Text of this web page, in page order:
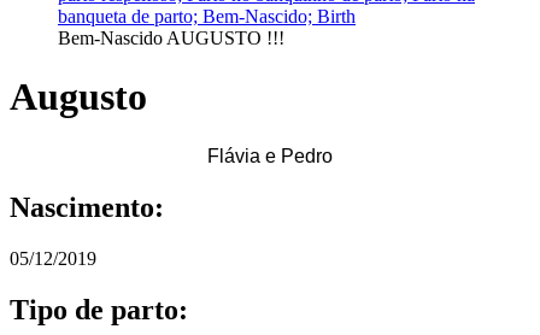
Bem-Nascido AUGUSTO !!!
Augusto
Flávia e Pedro
Nascimento:
05/12/2019
Tipo de parto: